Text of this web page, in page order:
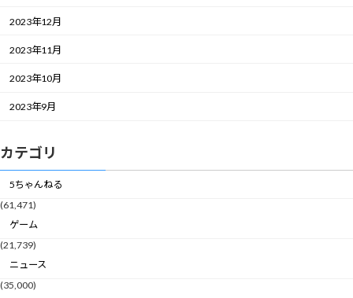
2023年12月
2023年11月
2023年10月
2023年9月
カテゴリ
5ちゃんねる
(61,471)
ゲーム
(21,739)
ニュース
(35,000)